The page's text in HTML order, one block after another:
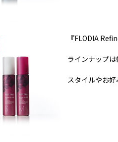
『FLODIA
ラインナップ
スタイルやお好